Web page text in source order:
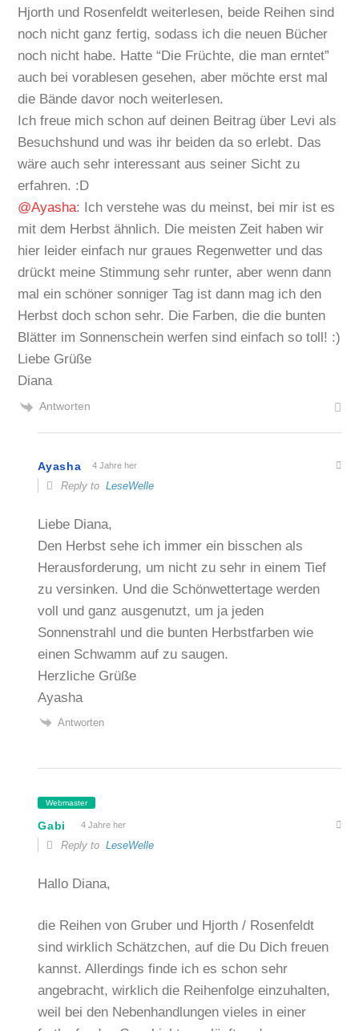
Hjorth und Rosenfeldt weiterlesen, beide Reihen sind
noch nicht ganz fertig, sodass ich die neuen Bücher
noch nicht habe. Hatte “Die Früchte, die man erntet”
auch bei vorablesen gesehen, aber möchte erst mal
die Bände davor noch weiterlesen.
Ich freue mich schon auf deinen Beitrag über Levi als
Besuchshund und was ihr beiden da so erlebt. Das
wäre auch sehr interessant aus seiner Sicht zu
erfahren. :D
@Ayasha: Ich verstehe was du meinst, bei mir ist es
mit dem Herbst ähnlich. Die meisten Zeit haben wir
hier leider einfach nur graues Regenwetter und das
drückt meine Stimmung sehr runter, aber wenn dann
mal ein schöner sonniger Tag ist dann mag ich den
Herbst doch schon sehr. Die Farben, die die bunten
Blätter im Sonnenschein werfen sind einfach so toll! :)
Liebe Grüße
Diana
Antworten
Ayasha 4 Jahre her
Reply toLeseWelle
Liebe Diana,
Den Herbst sehe ich immer ein bisschen als
Herausforderung, um nicht zu sehr in einem Tief
zu versinken. Und die Schönwettertage werden
voll und ganz ausgenutzt, um ja jeden
Sonnenstrahl und die bunten Herbstfarben wie
einen Schwamm auf zu saugen.
Herzliche Grüße
Ayasha
Antworten
Webmaster
Gabi 4 Jahre her
Reply toLeseWelle
Hallo Diana,
die Reihen von Gruber und Hjorth / Rosenfeldt
sind wirklich Schätzchen, auf die Du Dich freuen
kannst. Allerdings finde ich es schon sehr
angebracht, wirklich die Reihenfolge einzuhalten,
weil bei den Nebenhandlungen vieles in einer